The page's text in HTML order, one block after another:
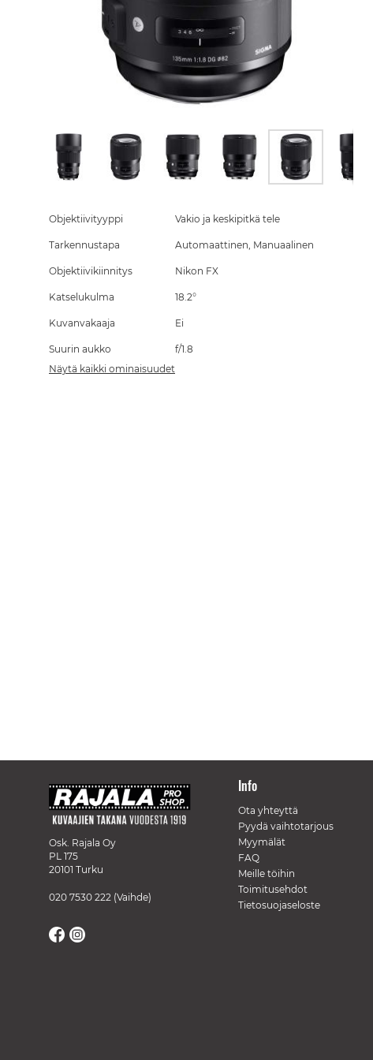
the
of
images
Objektiivityyppi Vakio ja keskipitkä tele
Tarkennustapa Automaattinen, Manuaalinen
Objektiivikiinnitys Nikon FX
Katselukulma 18.2°
Kuvanvakaaja Ei
Suurin aukko
f/1.8
Näytä kaikki ominaisuudet
Osk. Rajala Oy
PL 175
20101 Turku
020 7530 222 (Vaihde)
Info
Ota yhteyttä
Pyydä vaihtotarjous
Myymälät
FAQ
Meille töihin
Toimitusehdot
Tietosuojaseloste